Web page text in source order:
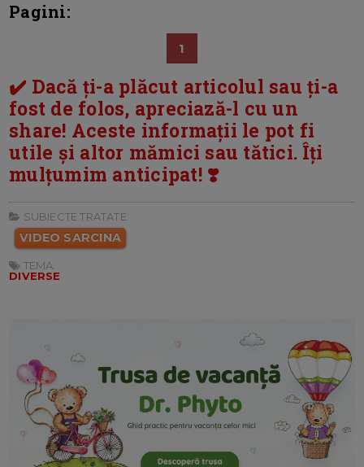
Pagini:
1
✔️ Dacă ți-a plăcut articolul sau ți-a
fost de folos, apreciază-l cu un
share! Aceste informații le pot fi
utile și altor mămici sau tătici. Îți
mulțumim anticipat! ❣️
SUBIECTE TRATATE:
VIDEO SARCINA
TEMA:
DIVERSE